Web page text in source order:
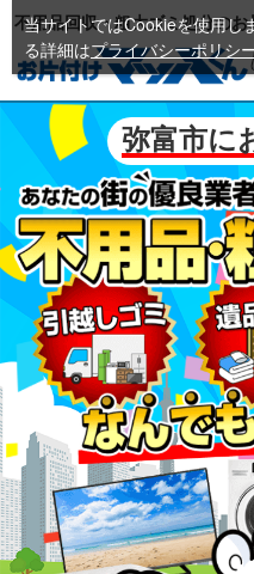
不用品回収・粗大ゴミ処分の
弥富市に
当サイトではCookieを使用し
る詳細はプライバシーポリシ